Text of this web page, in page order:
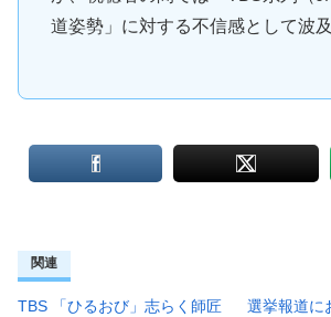
道姿勢」に対する不信感として波
関連
TBS 「ひるおび」志らく師匠
選挙報道に